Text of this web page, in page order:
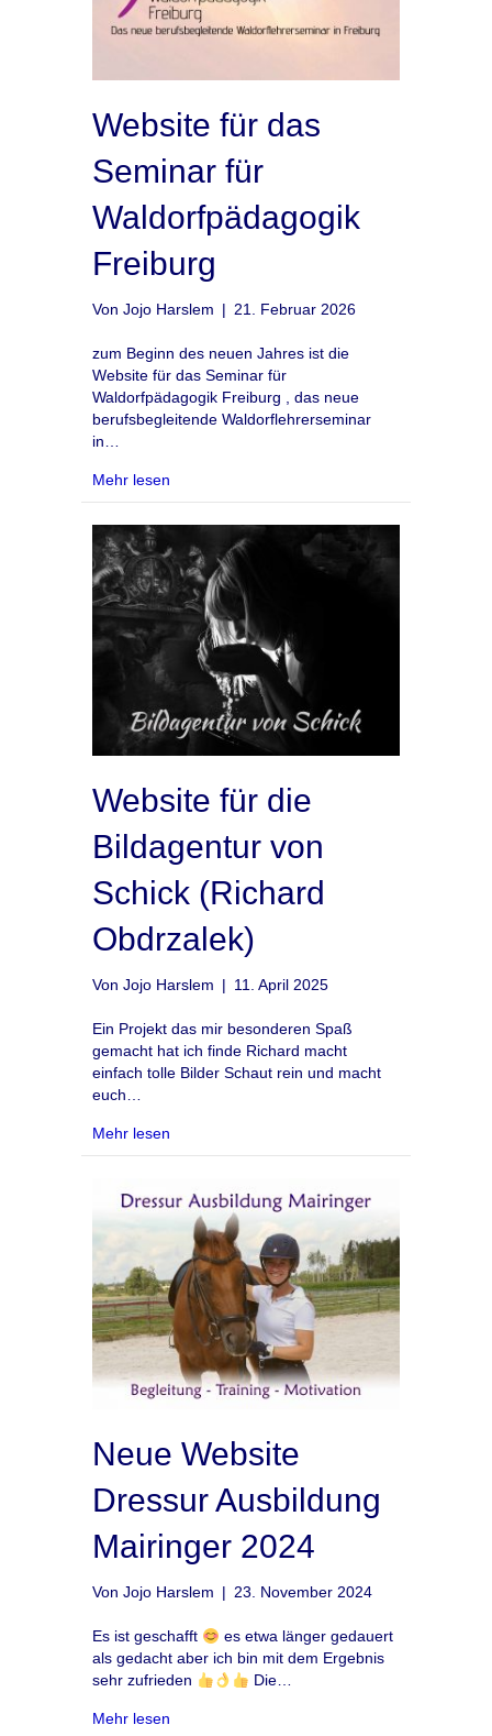
Website für das
Seminar für
Waldorfpädagogik
Freiburg
Von Jojo Harslem | 21. Februar 2026
zum Beginn des neuen Jahres ist die
Website für das Seminar für
Waldorfpädagogik Freiburg , das neue
berufsbegleitende Waldorflehrerseminar
in…
Mehr lesen
Website für die
Bildagentur von
Schick (Richard
Obdrzalek)
Von Jojo Harslem | 11. April 2025
Ein Projekt das mir besonderen Spaß
gemacht hat ich finde Richard macht
einfach tolle Bilder Schaut rein und macht
euch…
Mehr lesen
Neue Website
Dressur Ausbildung
Mairinger 2024
Von Jojo Harslem | 23. November 2024
Es ist geschafft
es etwa länger gedauert
als gedacht aber ich bin mit dem Ergebnis
sehr zufrieden
Die…
Mehr lesen